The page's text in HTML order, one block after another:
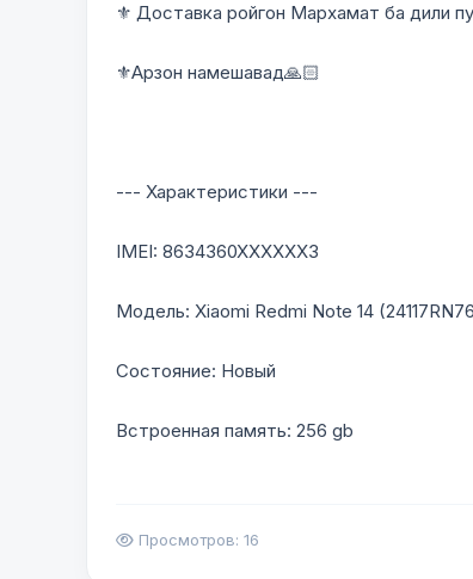
⚜️ Доставка ройгон Мархамат ба дили
⚜️Арзон намешавад🙏🏻
--- Характеристики ---
IMEI: 8634360XXXXXX3
Модель: Xiaomi Redmi Note 14
Состояние: Новый
Встроенная память: 256 gb
Просмотров: 16